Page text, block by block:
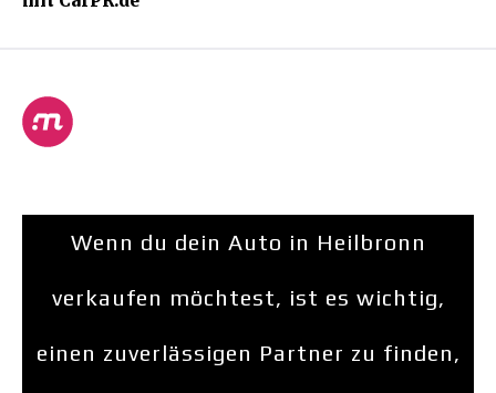
Wenn du dein Auto in Heilbronn
verkaufen möchtest, ist es wichtig,
einen zuverlässigen Partner zu finden,